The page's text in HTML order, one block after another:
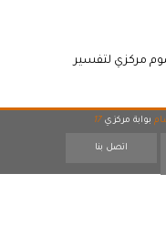
مركزي لتفسير
بوابة مركزي 17
اتصل بنا